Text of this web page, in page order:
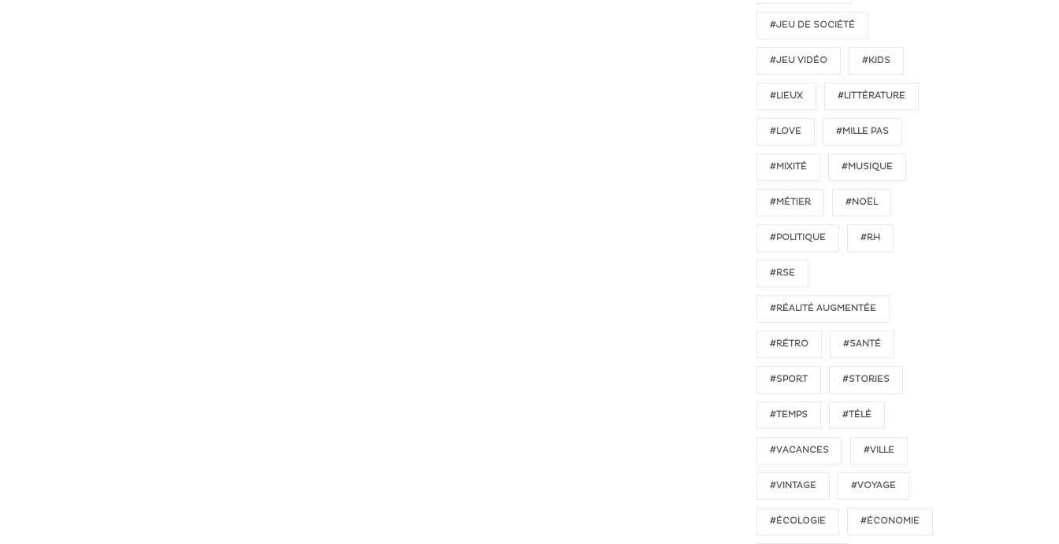
#JEU DE SOCIÉTÉ
#JEU VIDÉO #KIDS
#LIEUX #LITTÉRATURE
#LOVE #MILLE PAS
#MIXITÉ #MUSIQUE
#MÉTIER #NOËL
#POLITIQUE #RH
#RSE
#RÉALITÉ AUGMENTÉE
#RÉTRO #SANTÉ
#SPORT #STORIES
#TEMPS #TÉLÉ
#VACANCES #VILLE
#VINTAGE #VOYAGE
#ÉCOLOGIE #ÉCONOMIE